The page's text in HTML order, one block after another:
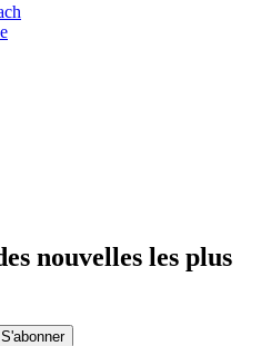
nouvelles les plus
S'abonner